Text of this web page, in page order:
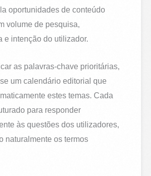
oportunidades de conteúdo
volume de pesquisa,
e intenção do utilizador.
as palavras-chave prioritárias,
um calendário editorial que
estes temas. Cada
para responder
às questões dos utilizadores,
naturalmente os termos